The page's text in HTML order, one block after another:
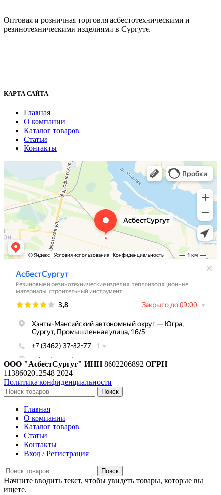
Оптовая и розничная торговля асбестотехническими и
резинотехническими изделиями в Сургуте.
КАРТА САЙТА
Главная
О компании
Каталог товаров
Статьи
Контакты
ООО "АсбестСургут" ИНН8602206892 ОГРН
1138602012548 2024
Политика конфиденциальности
Поиск
Главная
О компании
Каталог товаров
Статьи
Контакты
Вход / Регистрация
Поиск
Начните вводить текст, чтобы увидеть товары, которые вы
ищете.